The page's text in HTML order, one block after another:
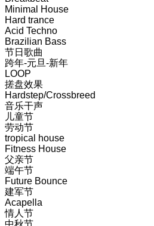
Minimal House
Hard trance
Acid Techno
Brazilian Bass
节日歌曲
跨年-元旦-新年
LOOP
搓盘效果
Hardstep/Crossbreed
音乐干声
儿童节
劳动节
tropical house
Fitness House
父亲节
端午节
Future Bounce
建军节
Acapella
情人节